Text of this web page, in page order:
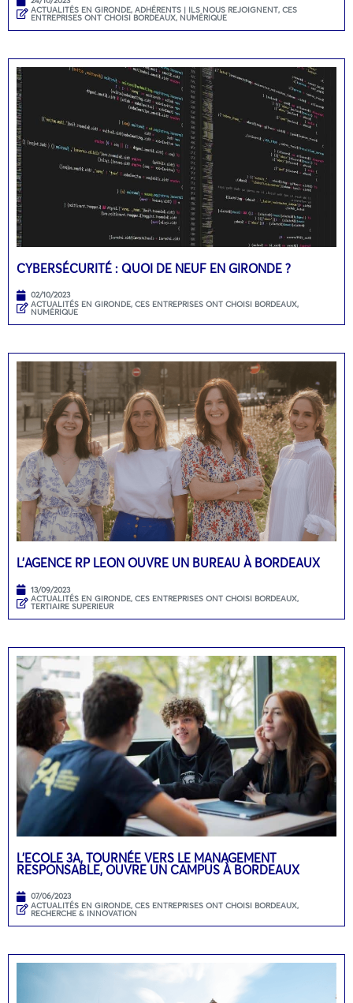
ACTUALITÉS EN GIRONDE, ADHÉRENTS | ILS NOUS REJOIGNENT, CES
ENTREPRISES ONT CHOISI BORDEAUX, NUMÉRIQUE
CYBERSÉCURITÉ : QUOI DE NEUF EN GIRONDE ?
02/10/2023
ACTUALITÉS EN GIRONDE, CES ENTREPRISES ONT CHOISI BORDEAUX,
NUMÉRIQUE
L’AGENCE RP LEON OUVRE UN BUREAU À BORDEAUX
13/09/2023
ACTUALITÉS EN GIRONDE, CES ENTREPRISES ONT CHOISI BORDEAUX,
TERTIAIRE SUPERIEUR
L’ECOLE 3A, TOURNÉE VERS LE MANAGEMENT
RESPONSABLE, OUVRE UN CAMPUS À BORDEAUX
07/06/2023
ACTUALITÉS EN GIRONDE, CES ENTREPRISES ONT CHOISI BORDEAUX,
RECHERCHE & INNOVATION